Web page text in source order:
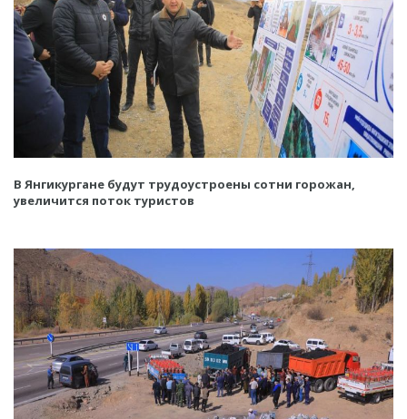
В Янгикургане будут трудоустроены сотни горожан,
увеличится поток туристов